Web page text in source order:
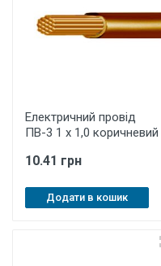
Електричний провід
ПВ-3 1 х 1,0 коричневий
10.41 грн
Додати в кошик